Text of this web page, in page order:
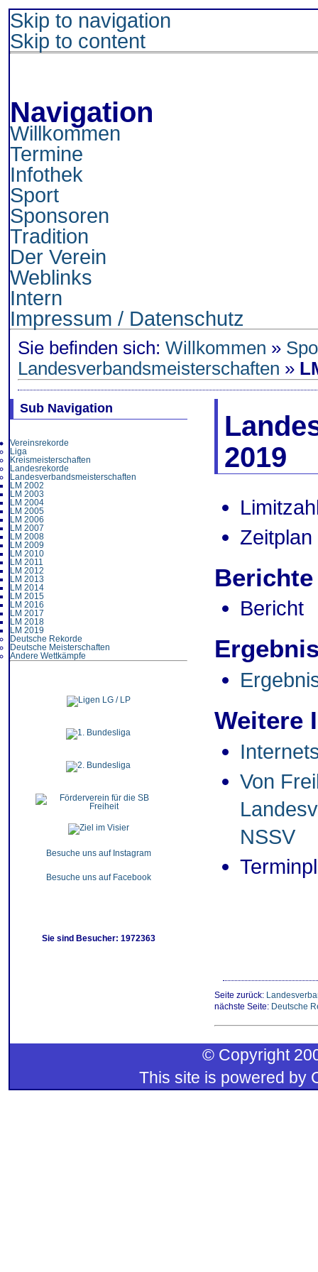
Skip to navigation
Skip to content
Navigation
Willkommen
Termine
Infothek
Sport
Sponsoren
Tradition
Der Verein
Weblinks
Intern
Impressum / Datenschutz
Sie befinden sich: Willkommen »
Landesverbandsmeisterschaften »
Sub Navigation
Vereinsrekorde
Liga
Kreismeisterschaften
Landesrekorde
Landesverbandsmeisterschaften
LM 2002
LM 2003
LM 2004
LM 2005
LM 2006
LM 2007
LM 2008
LM 2009
LM 2010
LM 2011
LM 2012
LM 2013
LM 2014
LM 2015
LM 2016
LM 2017
LM 2018
LM 2019
Deutsche Rekorde
Deutsche Meisterschaften
Andere Wettkämpfe
Besuche uns auf Instagram
Besuche uns auf Facebook
Sie sind Besucher: 1972363
2019
Zeitplan
Berichte
Bericht
Weitere
Von
NSSV
Seite zurück:
nächste Seite: Deutsche
© Copyright
This site is powered by